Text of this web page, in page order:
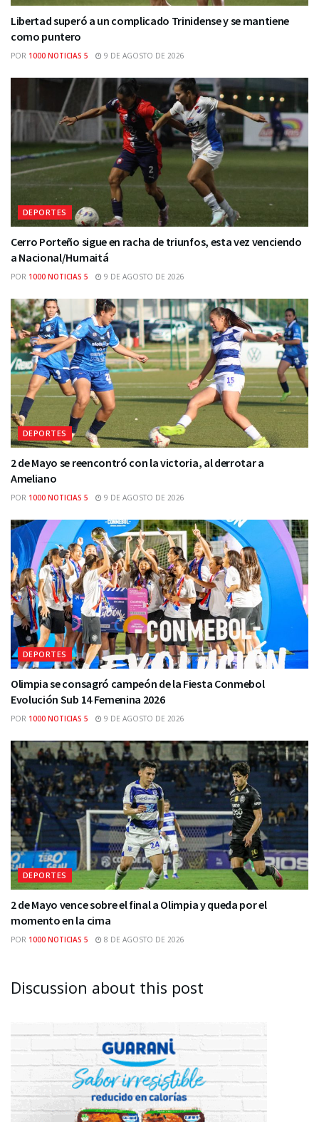
Libertad superó a un complicado Trinidense y se mantiene
como puntero
POR 1000 NOTICIAS 5 9 DE AGOSTO DE 2026
DEPORTES
Cerro Porteño sigue en racha de triunfos, esta vez venciendo
a Nacional/Humaitá
POR 1000 NOTICIAS 5 9 DE AGOSTO DE 2026
DEPORTES
2 de Mayo se reencontró con la victoria, al derrotar a
Ameliano
POR 1000 NOTICIAS 5 9 DE AGOSTO DE 2026
DEPORTES
Olimpia se consagró campeón de la Fiesta Conmebol
Evolución Sub 14 Femenina 2026
POR 1000 NOTICIAS 5 9 DE AGOSTO DE 2026
DEPORTES
2 de Mayo vence sobre el final a Olimpia y queda por el
momento en la cima
POR 1000 NOTICIAS 5 8 DE AGOSTO DE 2026
Discussion about this post